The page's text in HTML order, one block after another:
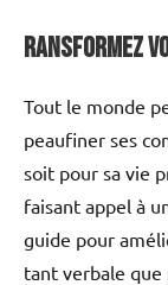
ransformez
Tout le monde
peaufiner ses
soit pour sa vie
faisant appel à
guide pour
tant verbale que